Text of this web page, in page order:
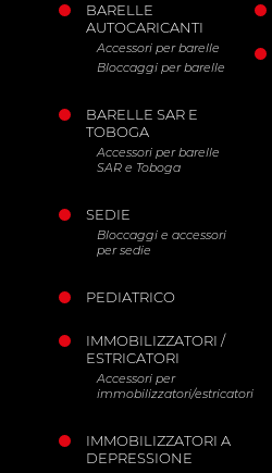
BARELLE
AUTOCARICANTI
Accessori per barelle
Bloccaggi per barelle
BARELLE SAR E
TOBOGA
Accessori per barelle
SAR e Toboga
SEDIE
Bloccaggi e accessori
per sedie
PEDIATRICO
IMMOBILIZZATORI /
ESTRICATORI
Accessori per
immobilizzatori/estricatori
IMMOBILIZZATORI A
DEPRESSIONE